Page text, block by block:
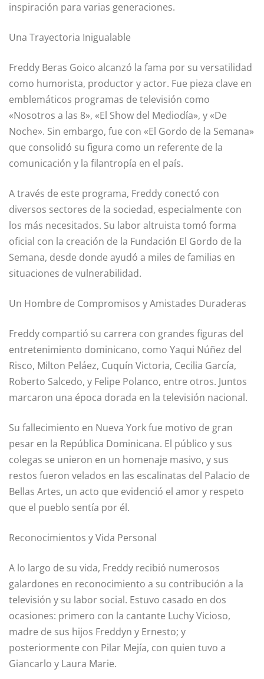
inspiración para varias generaciones.
Una Trayectoria Inigualable
Freddy Beras Goico alcanzó la fama por su versatilidad
como humorista, productor y actor. Fue pieza clave en
emblemáticos programas de televisión como
«Nosotros a las 8», «El Show del Mediodía», y «De
Noche». Sin embargo, fue con «El Gordo de la Semana»
que consolidó su figura como un referente de la
comunicación y la filantropía en el país.
A través de este programa, Freddy conectó con
diversos sectores de la sociedad, especialmente con
los más necesitados. Su labor altruista tomó forma
oficial con la creación de la Fundación El Gordo de la
Semana, desde donde ayudó a miles de familias en
situaciones de vulnerabilidad.
Un Hombre de Compromisos y Amistades Duraderas
Freddy compartió su carrera con grandes figuras del
entretenimiento dominicano, como Yaqui Núñez del
Risco, Milton Peláez, Cuquín Victoria, Cecilia García,
Roberto Salcedo, y Felipe Polanco, entre otros. Juntos
marcaron una época dorada en la televisión nacional.
Su fallecimiento en Nueva York fue motivo de gran
pesar en la República Dominicana. El público y sus
colegas se unieron en un homenaje masivo, y sus
restos fueron velados en las escalinatas del Palacio de
Bellas Artes, un acto que evidenció el amor y respeto
que el pueblo sentía por él.
Reconocimientos y Vida Personal
A lo largo de su vida, Freddy recibió numerosos
galardones en reconocimiento a su contribución a la
televisión y su labor social. Estuvo casado en dos
ocasiones: primero con la cantante Luchy Vicioso,
madre de sus hijos Freddyn y Ernesto; y
posteriormente con Pilar Mejía, con quien tuvo a
Giancarlo y Laura Marie.